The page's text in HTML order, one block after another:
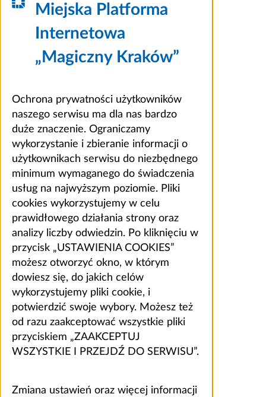
Miejska Platforma
Internetowa
„Magiczny Kraków”
Ochrona prywatności użytkowników
naszego serwisu ma dla nas bardzo
duże znaczenie. Ograniczamy
wykorzystanie i zbieranie informacji o
użytkownikach serwisu do niezbędnego
minimum wymaganego do świadczenia
usług na najwyższym poziomie. Pliki
cookies wykorzystujemy w celu
prawidłowego działania strony oraz
analizy liczby odwiedzin. Po kliknięciu w
przycisk „USTAWIENIA COOKIES”
możesz otworzyć okno, w którym
dowiesz się, do jakich celów
wykorzystujemy pliki cookie, i
potwierdzić swoje wybory. Możesz też
od razu zaakceptować wszystkie pliki
przyciskiem „ZAAKCEPTUJ
WSZYSTKIE I PRZEJDŹ DO SERWISU”.
Zmiana ustawień oraz więcej informacji